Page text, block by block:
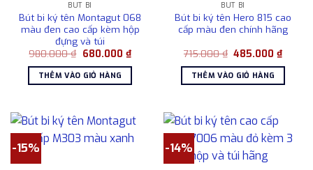
BÚT BI
Bút bi ký tên Montagut 068
màu đen cao cấp kèm hộp
đựng và túi
980.000₫ Giá
là:
980.000 ₫.
680.000 ₫Giá
tại
THÊM VÀO GIỎ HÀNG
BÚT BI
Bút bi ký tên Hero 815 cao
cấp màu đen chính hãng
715.000₫ Giá
là:
715.000 ₫.
485.000₫Giá
tại
THÊM VÀO GIỎ HÀNG
-15% -14%